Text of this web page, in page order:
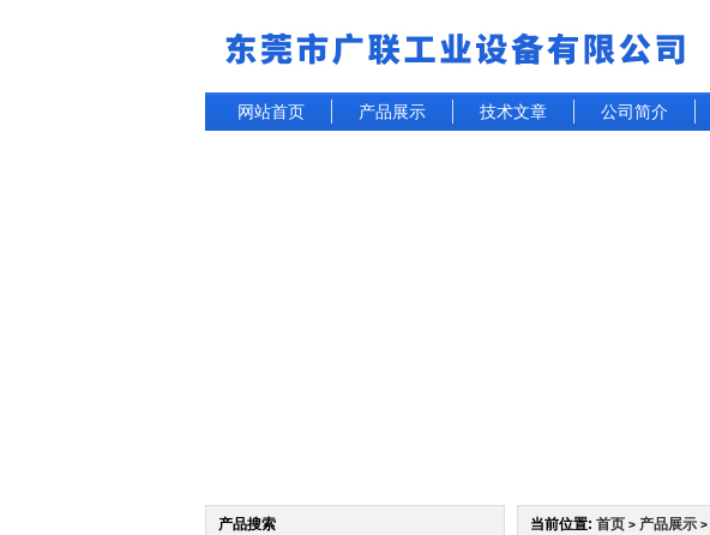
网站首页 产品展示 技术文章 公司简介
产品搜索 当前位置: 首页 > 产品展示 >